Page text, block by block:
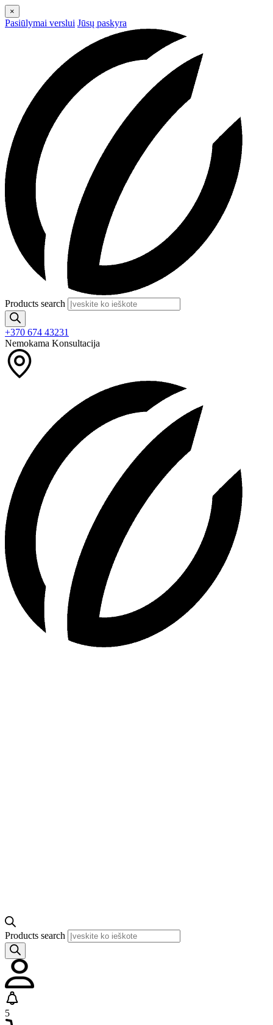
×
Pasiūlymai verslui Jūsų paskyra
Products search
+370 674 43231
Nemokama Konsultacija
Products search
5